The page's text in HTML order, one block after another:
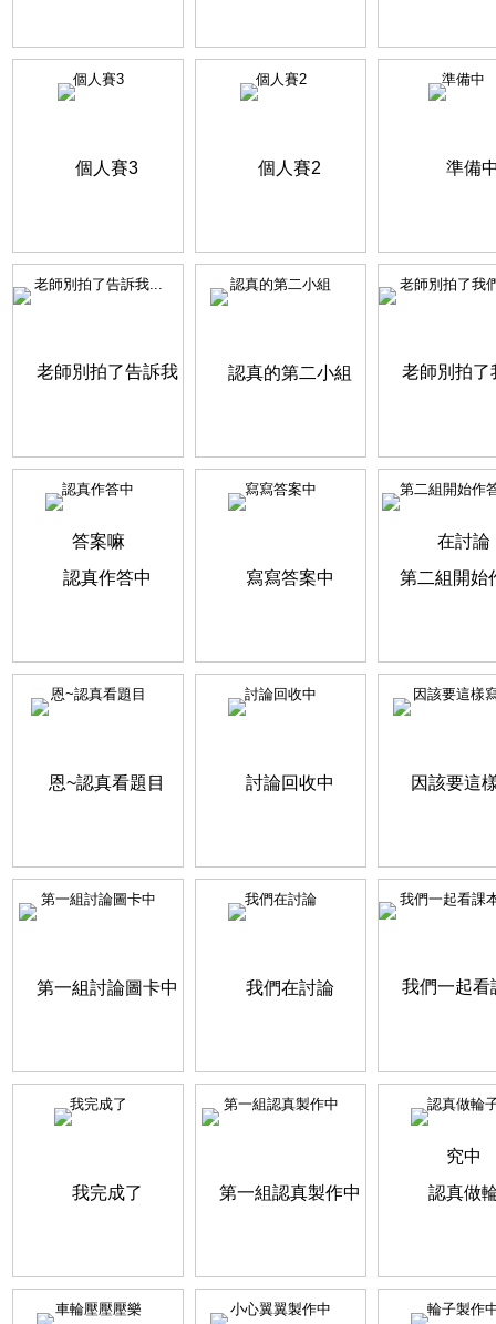
個人賽3 個人賽2 準備中
老師別拍了告訴我... 認真的第二小組 老師別拍了我
認真作答中 寫寫答案中 第二組開始作
恩~認真看題目 討論回收中 因該要這樣
第一組討論圖卡中 我們在討論 我們一起看課
我完成了 第一組認真製作中 認真做輪
車輪壓壓壓樂 小心翼翼製作中 輪子製作